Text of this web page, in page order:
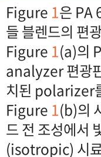
Figure 1은 PA
들 블렌드의 편
Figure 1(a)의
analyzer 편광
치된 polarizer
Figure 1(b)의
드 전 조성에서
(isotropic) 시